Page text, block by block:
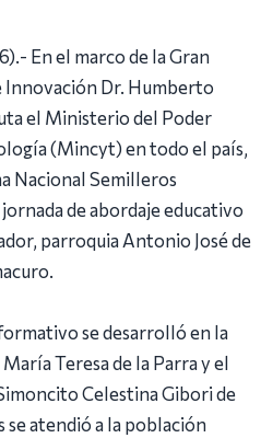
En el marco de la Gran
Innovación Dr. Humberto
el Ministerio del Poder
(Mincyt) en todo el país,
Nacional Semilleros
de abordaje educativo
parroquia Antonio José de
se desarrolló en la
Teresa de la Parra y el
Celestina Gibori de
se atendió a la población